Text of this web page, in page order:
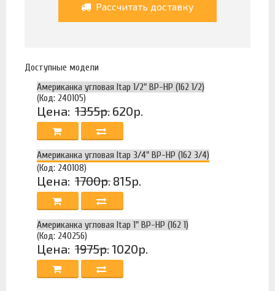
Рассчитать доставку
Доступные модели
Американка угловая Itap 1/2" ВР-НР (162 1/2)
(Код: 240105)
Цена: 1355р. 620р.
Американка угловая Itap 3/4" ВР-НР (162 3/4)
(Код: 240108)
Цена: 1700р. 815р.
Американка угловая Itap 1" ВР-НР (162 1)
(Код: 240256)
Цена: 1975р.1020р.